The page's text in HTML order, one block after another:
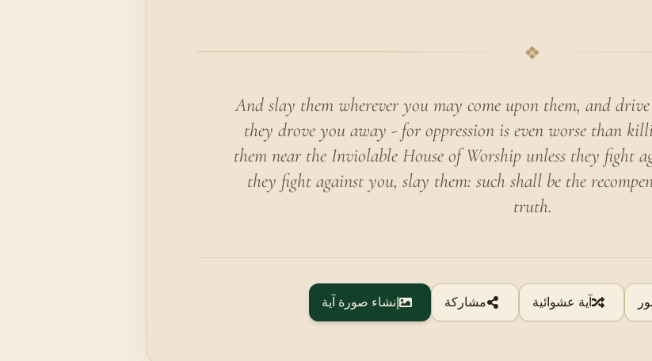
❖
And slay them wherever you may come upon them, and
they drove you away - for oppression is even worse than
them near the Inviolable House of Worship unless they fight
they fight against you, slay them: such shall be the
truth.
آية عشوائية مشاركة إنشاء صورة آية